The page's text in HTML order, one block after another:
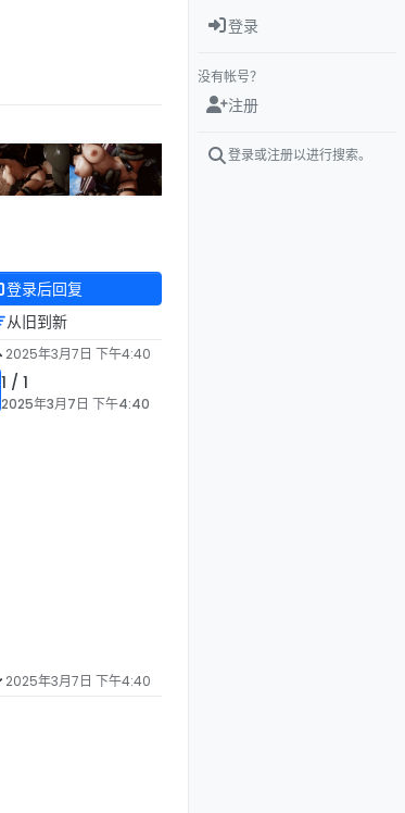
登录后回复
从旧到新
2025年3月7日 下午4:40
1 / 1
2025年3月7日 下午4:40
2025年3月7日 下午4:40
登录
没有帐号？
注册
登录或注册以进行搜索。